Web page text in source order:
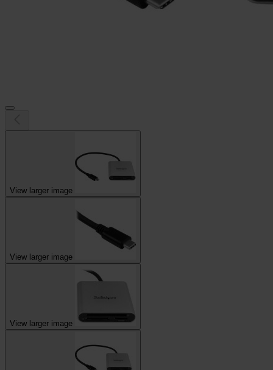
View larger image
View larger image
View larger image